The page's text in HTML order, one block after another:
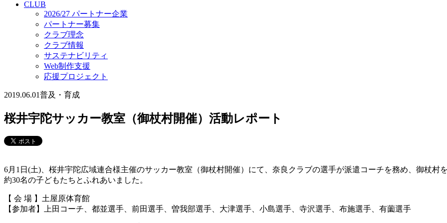
CLUB
2026/27 パートナー企業
パートナー募集
クラブ理念
クラブ情報
サステナビリティ
Web制作支援
応援プロジェクト
2019.06.01普及・育成
桜井宇陀サッカー教室（御杖村開催）活動レポート
6月1日(土)、桜井宇陀広域連合様主催のサッカー教室（御杖村開催）にて、奈良クラブの選手が派遣コーチを務め、御杖村
約30名の子どもたちとふれあいました。
【 会 場 】土屋原体育館
【参加者】上田コーチ、都並選手、前田選手、曽我部選手、大津選手、小島選手、寺沢選手、布施選手、有薗選手